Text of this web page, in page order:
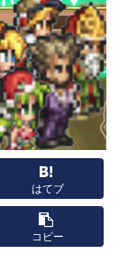
はてブ
コピー